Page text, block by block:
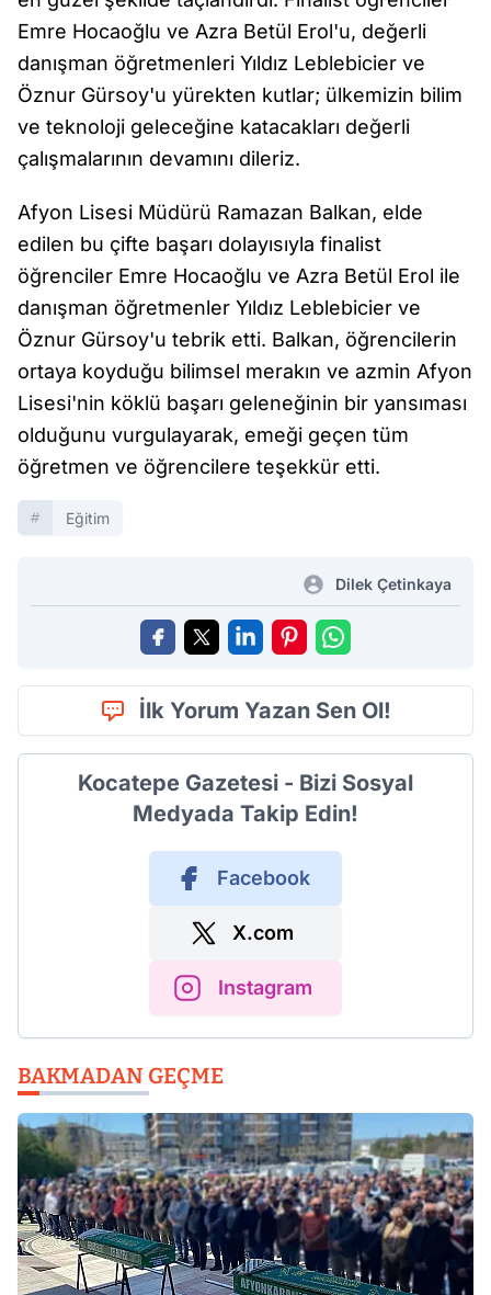
Emre Hocaoğlu ve Azra Betül Erol'u, değerli
danışman öğretmenleri Yıldız Leblebicier ve
Öznur Gürsoy'u yürekten kutlar; ülkemizin bilim
ve teknoloji geleceğine katacakları değerli
çalışmalarının devamını dileriz.
Afyon Lisesi Müdürü Ramazan Balkan, elde
edilen bu çifte başarı dolayısıyla finalist
öğrenciler Emre Hocaoğlu ve Azra Betül Erol ile
danışman öğretmenler Yıldız Leblebicier ve
Öznur Gürsoy'u tebrik etti. Balkan, öğrencilerin
ortaya koyduğu bilimsel merakın ve azmin Afyon
Lisesi'nin köklü başarı geleneğinin bir yansıması
olduğunu vurgulayarak, emeği geçen tüm
öğretmen ve öğrencilere teşekkür etti.
Eğitim
Dilek Çetinkaya
İlk Yorum Yazan Sen Ol!
Kocatepe Gazetesi - Bizi Sosyal
Medyada Takip Edin!
Facebook
X.com
Instagram
BAKMADAN GEÇME